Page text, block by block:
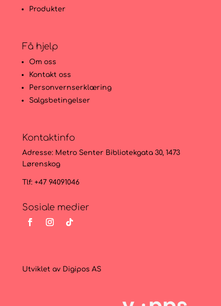
Produkter
Få hjelp
Om oss
Kontakt oss
Personvernserklæring
Salgsbetingelser
Kontaktinfo
Adresse: Metro Senter Bibliotekgata 30, 1473
Lørenskog
Tlf: +47 94091046
Sosiale medier
Utviklet av Digipos AS